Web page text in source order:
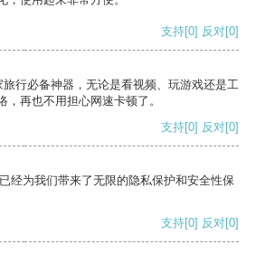
支持[0] 反对[0]
行必备神器，无论是看视频、玩游戏还是工
再也不用担心网速卡顿了。
支持[0] 反对[0]
经为我们带来了无限的隐私保护和安全性保
支持[0] 反对[0]